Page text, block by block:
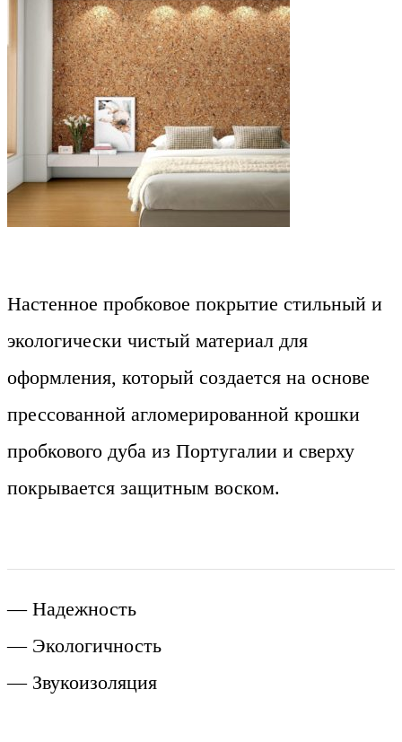
Настенное пробковое покрытие стильный и
экологически чистый материал для
оформления, который создается на основе
прессованной агломерированной крошки
пробкового дуба из Португалии и сверху
покрывается защитным воском.
— Надежность
— Экологичность
— Звукоизоляция